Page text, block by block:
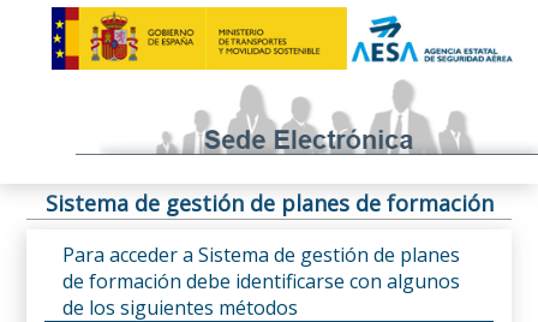
Sistema de gestión de planes de formación
Para acceder a Sistema de gestión de planes
de formación debe identificarse con algunos
de los siguientes métodos